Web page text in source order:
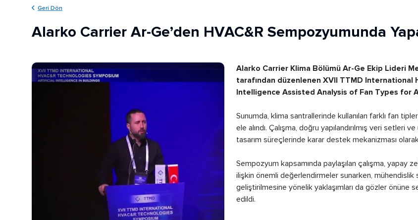
Geri Dön
Alarko Carrier Ar-Ge’den HVAC&R Sempozyumunda
Alarko Carrier Klima Bölümü Ar-Ge Ekip Lideri
tarafından düzenlenen XVII TTMD International
Intelligence Assisted Analysis of Fan Types for
Sunumda, klima santrallerinde kullanılan farklı fan
ele alındı. Çalışma, doğru yapılandırılmış veri
tasarım süreçlerinde karar destek mekanizması
Sempozyum kapsamında paylaşılan çalışma, yapay
ilişkin önemli değerlendirmeler sunarken, mühendislik
geliştirilmesine yönelik yaklaşımları da gözler önüne
edildi.